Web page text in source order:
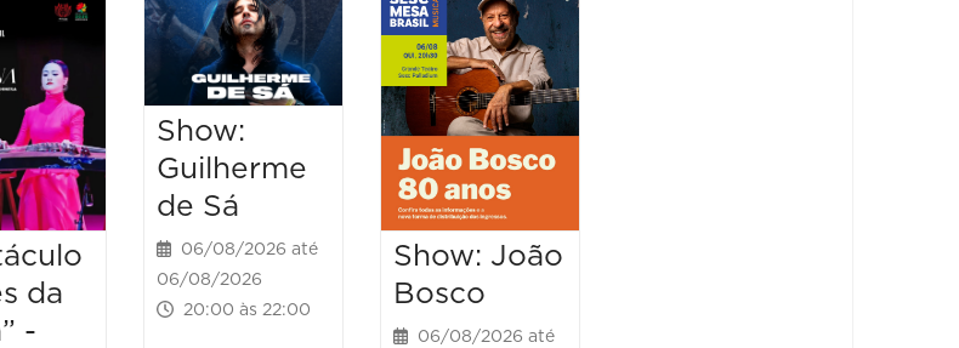
da
-
Show:
Guilherme
de Sá
06/08/2026 até
06/08/2026
20:00 às 22:00
Show: João
Bosco
06/08/2026 até